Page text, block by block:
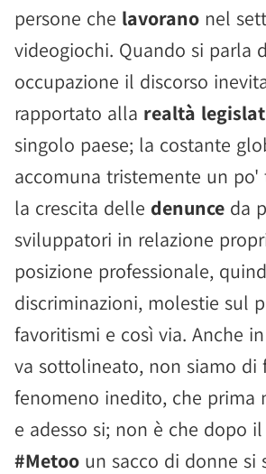
persone che lavorano nel
videogiochi. Quando si parla
occupazione il discorso
rapportato alla realtà
singolo paese; la costante
accomuna tristemente un
la crescita delle denunce da
sviluppatori in relazione
posizione professionale,
discriminazioni, molestie sul
favoritismi e così via. Anche
va sottolineato, non siamo di
fenomeno inedito, che prima
e adesso si; non è che dopo
#Metoo un sacco di donne si